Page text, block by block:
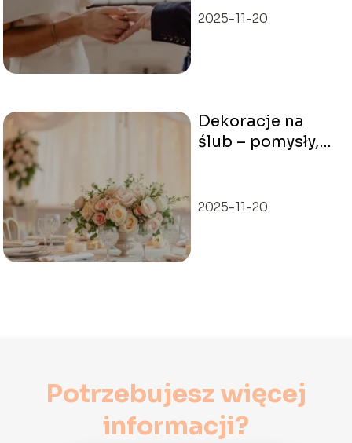
2025-11-20
Dekoracje na
ślub – pomysły,
dzień
2025-11-20
Potrzebujesz więcej
informacji?